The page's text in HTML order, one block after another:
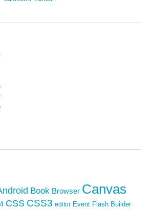
Book Browser Canvas
CSS CSS3 editor Event Flash Builder